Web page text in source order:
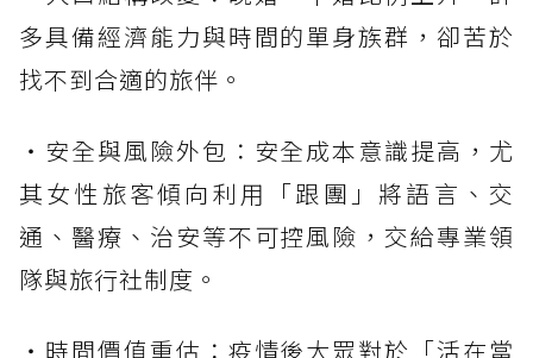
多具備經濟能力與時間的單身族群，卻苦於
找不到合適的旅伴。
・安全與風險外包：安全成本意識提高，尤
其女性旅客傾向利用「跟團」將語言、交
通、醫療、治安等不可控風險，交給專業領
隊與旅行社制度。
・時間價值重估：疫情後大眾對於「活在當